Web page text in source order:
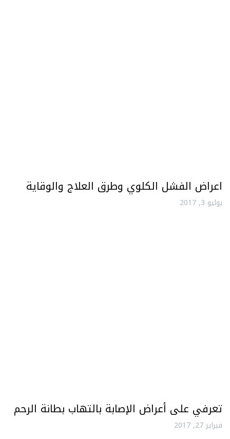
اعراض الفشل الكلوي وطرق العلاج والوقاية
يوليو 3, 2017
تعرفي على أعراض الإصابة بالتهاب بطانة الرحم
فبراير 27, 2017